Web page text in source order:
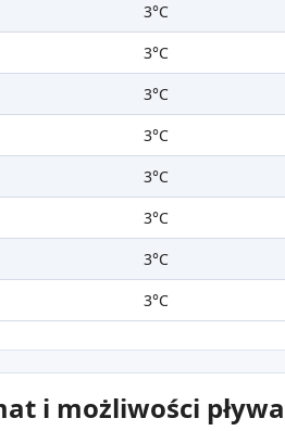
3°C
3°C
3°C
3°C
3°C
3°C
3°C
3°C
i możliwości